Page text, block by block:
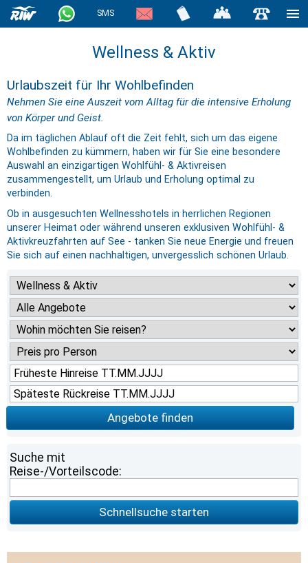
SMS
Wellness & Aktiv
Urlaubszeit für Ihr Wohlbefinden
Nehmen Sie eine Auszeit vom Alltag für die intensive Erholung
von Körper und Geist.
Da im täglichen Ablauf oft die Zeit fehlt, sich um das eigene
Wohlbefinden zu kümmern, haben wir für Sie eine besondere
Auswahl an einzigartigen Wohlfühl- & Aktivreisen
zusammengestellt, um Urlaub und Erholung optimal zu
verbinden.
Ob in ausgesuchten Wellnesshotels in herrlichen Regionen
unserer Heimat oder während unseren exklusiven Wohlfühl- &
Aktivkreuzfahrten auf See - tanken Sie neue Energie und freuen
Sie sich auf einen nachhaltigen, unvergesslich schönen Urlaub.
Angebote finden
Suche mit
Reise-/Vorteilscode:
Schnellsuche starten